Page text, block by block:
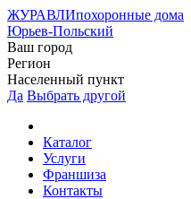
ЖУРАВЛИпохоронные дома
Юрьев-Польский
Ваш город
Регион
Населенный пункт
Да Выбрать другой
Каталог
Услуги
Франшиза
Контакты